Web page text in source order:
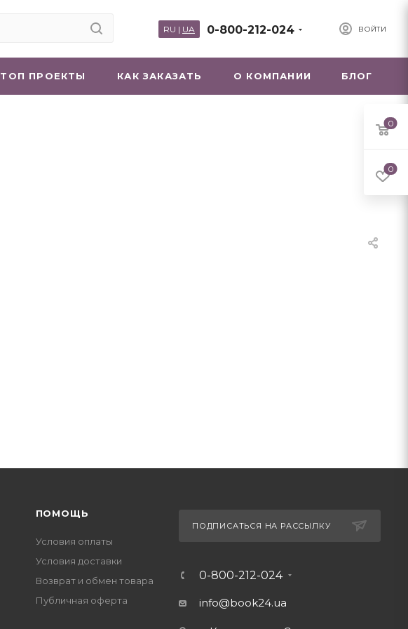
ВОЙТИ
0-800-212-024
RU | UA
ТОП ПРОЕКТЫ КАК ЗАКАЗАТЬ О КОМПАНИИ БЛОГ
ПОМОЩЬ
Условия оплаты
Условия доставки
Возврат и обмен товара
Публичная оферта
ПОДПИСАТЬСЯ НА РАССЫЛКУ
0-800-212-024
info@book24.ua
0
0